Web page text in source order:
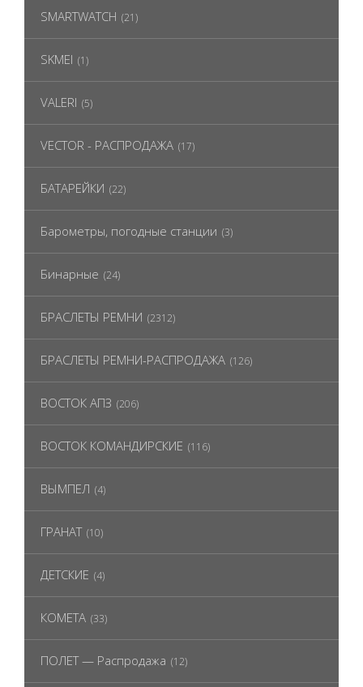
SMARTWATCH (21)
SKMEI (1)
VALERI (5)
VECTOR - РАСПРОДАЖА (17)
БАТАРЕЙКИ (22)
Барометры, погодные станции (3)
Бинарные (24)
БРАСЛЕТЫ РЕМНИ (2312)
БРАСЛЕТЫ РЕМНИ-РАСПРОДАЖА (126)
ВОСТОК АПЗ (206)
ВОСТОК КОМАНДИРСКИЕ (116)
ВЫМПЕЛ (4)
ГРАНАТ (10)
ДЕТСКИЕ (4)
КОМЕТА (33)
ПОЛЕТ — Распродажа (12)